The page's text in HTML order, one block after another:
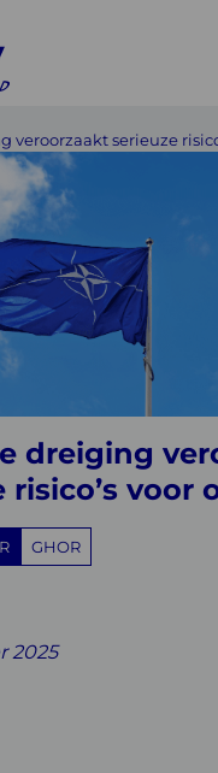
veroorzaakt serieuze
dreiging
risico’s voor
GHOR
on
2025